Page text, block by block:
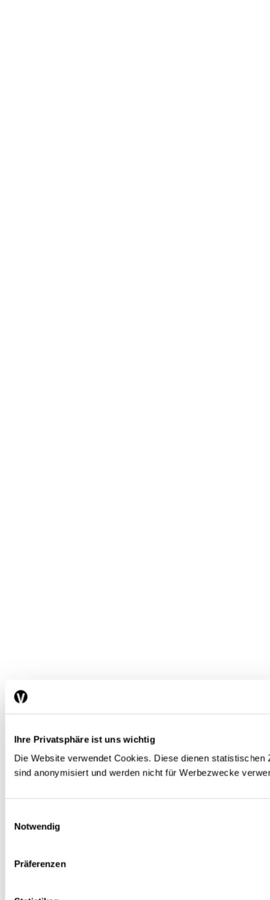
Ihre Privatsphäre ist uns wichtig
Die Website verwendet Cookies. Diese dienen
sind anonymisiert und werden nicht für Werbezwecke
Notwendig
Präferenzen